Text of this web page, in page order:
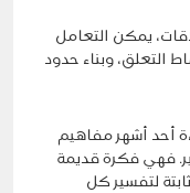
يمكن التعامل
التعلق، وبناء حدود
أحد أشهر مفاهيم
فهي فكرة قديمة
لتفسير كل